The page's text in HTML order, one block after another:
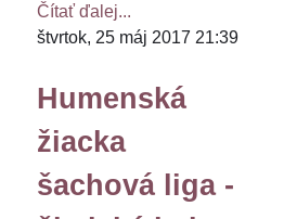
Čítať ďalej...
štvrtok, 25 máj 2017 21:39
Humenská
žiacka
šachová liga -